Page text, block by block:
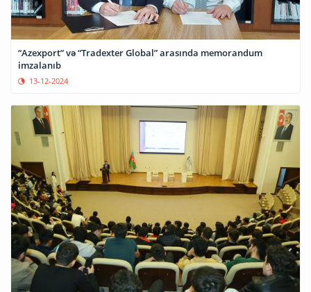
“Azexport” və “Tradexter Global” arasında memorandum
imzalanıb
13-12-2024